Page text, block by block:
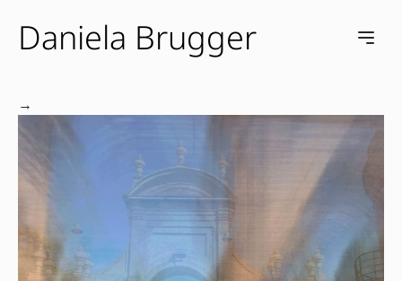
Daniela Brugger Open
menu